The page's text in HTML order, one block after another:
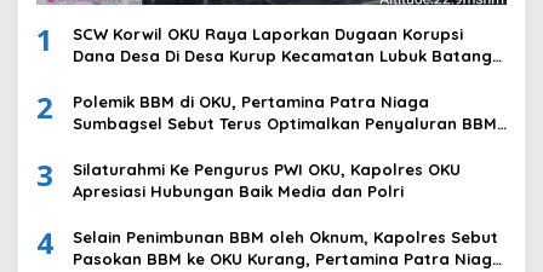
1
SCW Korwil OKU Raya Laporkan Dugaan Korupsi
Dana Desa Di Desa Kurup Kecamatan Lubuk Batang
2
Polemik BBM di OKU, Pertamina Patra Niaga
Sumbagsel Sebut Terus Optimalkan Penyaluran BBM
Komering Ulu
3
Silaturahmi Ke Pengurus PWI OKU, Kapolres OKU
Apresiasi Hubungan Baik Media dan Polri
4
Selain Penimbunan BBM oleh Oknum, Kapolres Sebut
Pasokan BBM ke OKU Kurang, Pertamina Patra Niaga